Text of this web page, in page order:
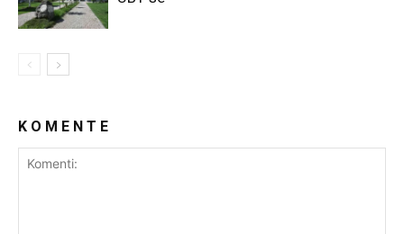
K O M E N T E